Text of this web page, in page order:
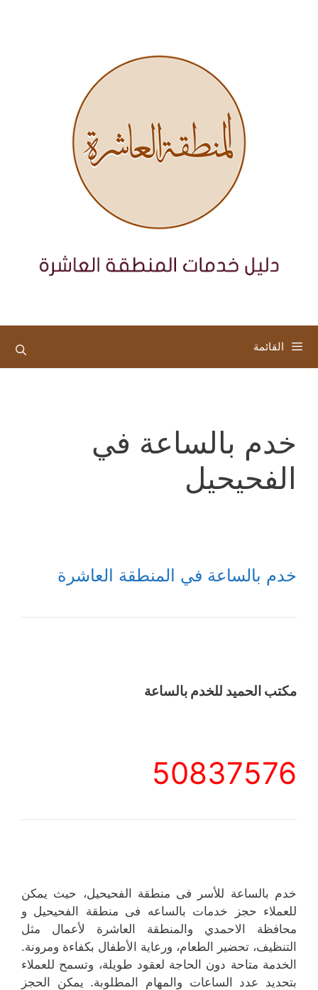
القائمة
خدم بالساعة في
الفحيحيل
خدم بالساعة في المنطقة العاشرة
مكتب الحميد للخدم بالساعة
50837576
خدم بالساعة للأسر فى منطقة الفحيحيل، حيث يمكن
للعملاء حجز خدمات بالساعه فى منطقة الفحيحيل و
محافظة الاحمدي والمنطقة العاشرة لأعمال مثل
التنظيف، تحضير الطعام، ورعاية الأطفال بكفاءة ومرونة.
الخدمة متاحة دون الحاجة لعقود طويلة، وتسمح للعملاء
بتحديد عدد الساعات والمهام المطلوبة. يمكن الحجز